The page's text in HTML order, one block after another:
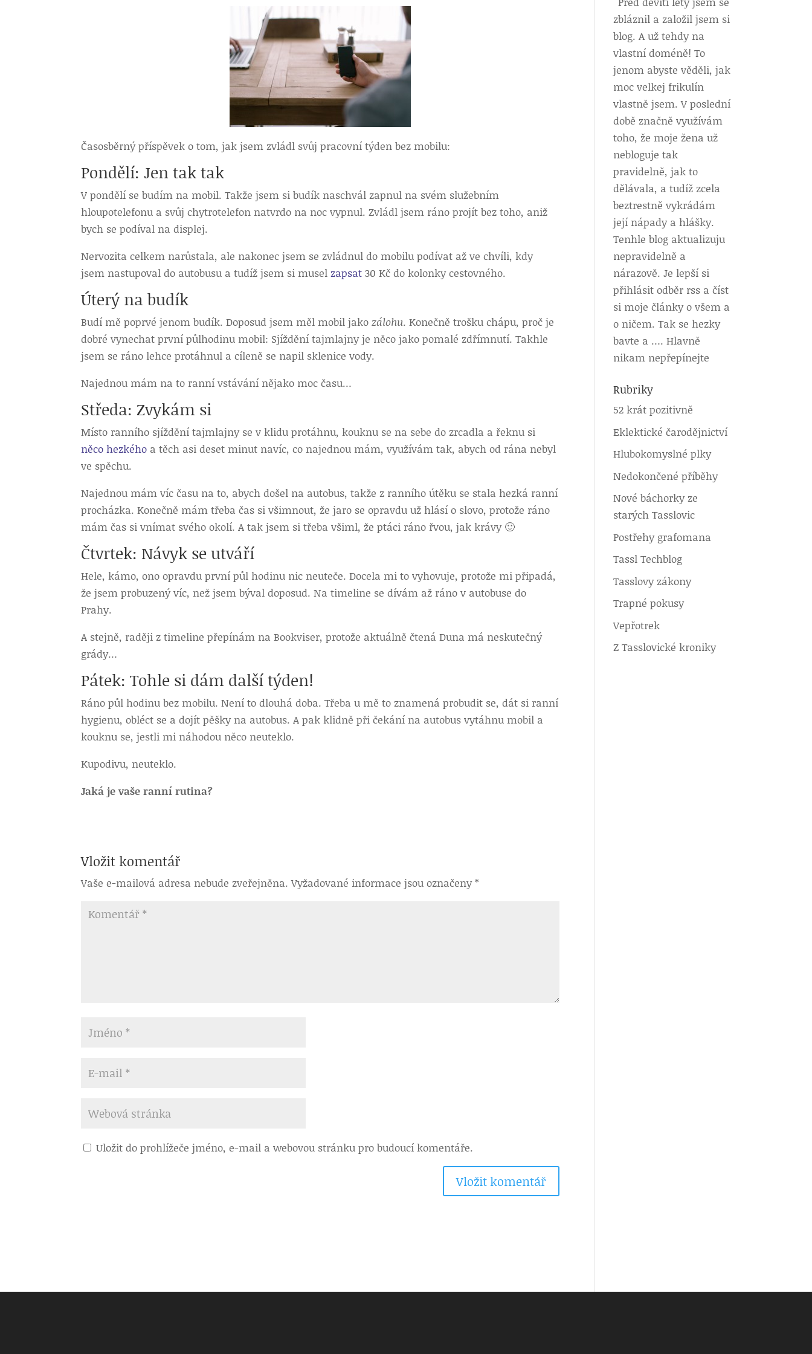
Časosběrný příspěvek o tom, jak jsem zvládl svůj pracovní týden bez mobilu:
Pondělí: Jen tak tak
V pondělí se budím na mobil. Takže jsem si budík naschvál zapnul na svém služebním
hloupotelefonu a svůj chytrotelefon natvrdo na noc vypnul. Zvládl jsem ráno projít bez toho, aniž
bych se podíval na displej.
Nervozita celkem narůstala, ale nakonec jsem se zvládnul do mobilu podívat až ve chvíli, kdy
jsem nastupoval do autobusu a tudíž jsem si muselzapsat 30 Kč do kolonky cestovného.
Úterý na budík
Budí mě poprvé jenom budík. Doposud jsem měl mobil jakozálohu. Konečně trošku chápu, proč je
dobré vynechat první půlhodinu mobil: Sjíždění tajmlajny je něco jako pomalé zdřímnutí. Takhle
jsem se ráno lehce protáhnul a cíleně se napil sklenice vody.
Najednou mám na to ranní vstávání nějako moc času…
Středa: Zvykám si
Místo ranního sjíždění tajmlajny se v klidu protáhnu, kouknu se na sebe do zrcadla a řeknu si
něco hezkého a těch asi deset minut navíc, co najednou mám, využívám tak, abych od rána nebyl
ve spěchu.
Najednou mám víc času na to, abych došel na autobus, takže z ranního útěku se stala hezká ranní
procházka. Konečně mám třeba čas si všimnout, že jaro se opravdu už hlásí o slovo, protože ráno
mám čas si vnímat svého okolí. A tak jsem si třeba všiml, že ptáci ráno řvou, jak krávy 🙂
Čtvrtek: Návyk se utváří
Hele, kámo, ono opravdu první půl hodinu nic neuteče. Docela mi to vyhovuje, protože mi připadá,
že jsem probuzený víc, než jsem býval doposud. Na timeline se dívám až ráno v autobuse do
Prahy.
A stejně, raději z timeline přepínám na Bookviser, protože aktuálně čtená Duna má neskutečný
grády…
Pátek: Tohle si dám další týden!
Ráno půl hodinu bez mobilu. Není to dlouhá doba. Třeba u mě to znamená probudit se, dát si ranní
hygienu, obléct se a dojít pěšky na autobus. A pak klidně při čekání na autobus vytáhnu mobil a
kouknu se, jestli mi náhodou něco neuteklo.
Kupodivu, neuteklo.
Jaká je vaše ranní rutina?
Vložit komentář
Vaše e-mailová adresa nebude zveřejněna. Vyžadované informace jsou označeny*
Uložit do prohlížeče jméno, e-mail a webovou stránku pro budoucí komentáře.
zbláznil a založil jsem si
blog. A už tehdy na
vlastní doméně! To
jenom abyste věděli, jak
moc velkej frikulín
vlastně jsem. V poslední
době značně využívám
toho, že moje žena už
nebloguje tak
pravidelně, jak to
dělávala, a tudíž zcela
beztrestně vykrádám
její nápady a hlášky.
Tenhle blog aktualizuju
nepravidelně a
nárazově. Je lepší si
přihlásit odběr rss a číst
si moje články o všem a
o ničem. Tak se hezky
bavte a …. Hlavně
nikam nepřepínejte
Rubriky
52 krát pozitivně
Eklektické čarodějnictví
Hlubokomyslné plky
Nedokončené příběhy
Nové báchorky ze
starých Tasslovic
Postřehy grafomana
Tassl Techblog
Tasslovy zákony
Trapné pokusy
Vepřotrek
Z Tasslovické kroniky